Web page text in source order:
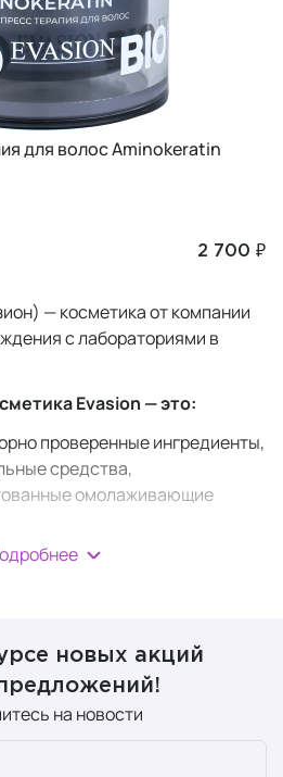
для волос Aminokeratin
2 700 ₽
— косметика от компании
с лабораториями в
Evasion — это:
проверенные ингредиенты,
средства,
омолаживающие
против пигментации и для
в год или чаще. Курсовой
заявленный
Многочисленные
новых акций
на новости